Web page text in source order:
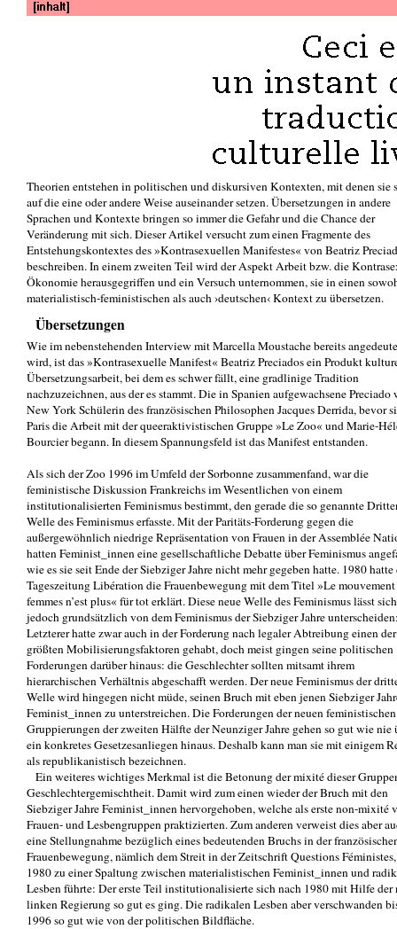
Theorien entstehen in politischen und diskursiven Kontexten, mit denen sie
auf die eine oder andere Weise auseinander setzen. Übersetzungen in andere
Sprachen und Kontexte bringen so immer die Gefahr und die Chance der
Veränderung mit sich. Dieser Artikel versucht zum einen Fragmente des
Entstehungskontextes des »Kontrasexuellen Manifestes« von Beatriz
beschreiben. In einem zweiten Teil wird der Aspekt Arbeit bzw. die
Ökonomie herausgegriffen und ein Versuch unternommen, sie in einen
materialistisch-feministischen als auch ›deutschen‹ Kontext zu übersetzen.
Übersetzungen
Wie im nebenstehenden Interview mit Marcella Moustache bereits
wird, ist das »Kontrasexuelle Manifest« Beatriz Preciados ein Produkt
Übersetzungsarbeit, bei dem es schwer fällt, eine gradlinige Tradition
nachzuzeichnen, aus der es stammt. Die in Spanien aufgewachsene Preciado
New York Schülerin des französischen Philosophen Jacques Derrida, bevor
Paris die Arbeit mit der queeraktivistischen Gruppe »Le Zoo« und Marie-
Bourcier begann. In diesem Spannungsfeld ist das Manifest entstanden.
Als sich der Zoo 1996 im Umfeld der Sorbonne zusammenfand, war die
feministische Diskussion Frankreichs im Wesentlichen von einem
institutionalisierten Feminismus bestimmt, den gerade die so genannte
Welle des Feminismus erfasste. Mit der Paritäts-Forderung gegen die
außergewöhnlich niedrige Repräsentation von Frauen in der Assemblée
hatten Feminist_innen eine gesellschaftliche Debatte über Feminismus
wie es sie seit Ende der Siebziger Jahre nicht mehr gegeben hatte. 1980 hatte
Tageszeitung Libération die Frauenbewegung mit dem Titel »Le mouvement
femmes n’est plus« für tot erklärt. Diese neue Welle des Feminismus lässt sich
jedoch grundsätzlich von dem Feminismus der Siebziger Jahre
Letzterer hatte zwar auch in der Forderung nach legaler Abtreibung einen der
größten Mobilisierungsfaktoren gehabt, doch meist gingen seine politischen
Forderungen darüber hinaus: die Geschlechter sollten mitsamt ihrem
hierarchischen Verhältnis abgeschafft werden. Der neue Feminismus der
Welle wird hingegen nicht müde, seinen Bruch mit eben jenen Siebziger
Feminist_innen zu unterstreichen. Die Forderungen der neuen feministischen
Gruppierungen der zweiten Hälfte der Neunziger Jahre gehen so gut wie nie
ein konkretes Gesetzesanliegen hinaus. Deshalb kann man sie mit einigem
als republikanistisch bezeichnen.
Ein weiteres wichtiges Merkmal ist die Betonung der mixité dieser
Geschlechtergemischtheit. Damit wird zum einen wieder der Bruch mit den
Siebziger Jahre Feminist_innen hervorgehoben, welche als erste non-mixité
Frauen- und Lesbengruppen praktizierten. Zum anderen verweist dies aber
eine Stellungnahme bezüglich eines bedeutenden Bruchs in der
Frauenbewegung, nämlich dem Streit in der Zeitschrift Questions
1980 zu einer Spaltung zwischen materialistischen Feminist_innen und
Lesben führte: Der erste Teil institutionalisierte sich nach 1980 mit Hilfe der
linken Regierung so gut es ging. Die radikalen Lesben aber verschwanden
1996 so gut wie von der politischen Bildfläche.